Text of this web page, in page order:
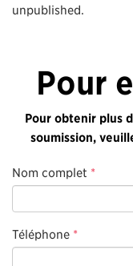
unpublished.
Pour
Pour obtenir plus
soumission,
Nom complet *
Téléphone *